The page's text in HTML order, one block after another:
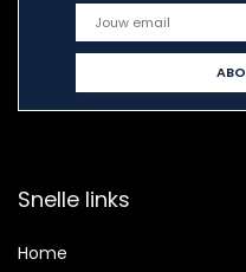
Snelle links
Home